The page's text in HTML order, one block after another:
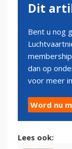
Dit
Bent u nog
dan op
voor meer
Word nu
Lees ook: